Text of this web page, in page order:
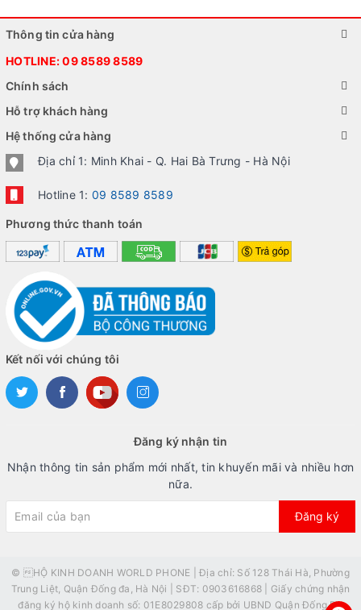
Thông tin cửa hàng
HOTLINE:09 8589 8589
Chính sách
Hỗ trợ khách hàng
Hệ thống cửa hàng
Địa chỉ 1: Minh Khai - Q. Hai Bà Trưng - Hà Nội
Hotline 1: 09 8589 8589
Phương thức thanh toán
Kết nối với chúng tôi
Đăng ký nhận tin
Nhận thông tin sản phẩm mới nhất, tin khuyến mãi và nhiều hơn
nữa.
Đăng ký
© HỘ KINH DOANH WORLD PHONE | Địa chỉ: Số 128 Thái Hà, Phường
Trung Liệt, Quận Đống đa, Hà Nội | SĐT: 0903616868 | Giấy chứng nhận
đăng ký hộ kinh doanh số: 01E8029808 cấp bởi UBND Quận Đống Đa